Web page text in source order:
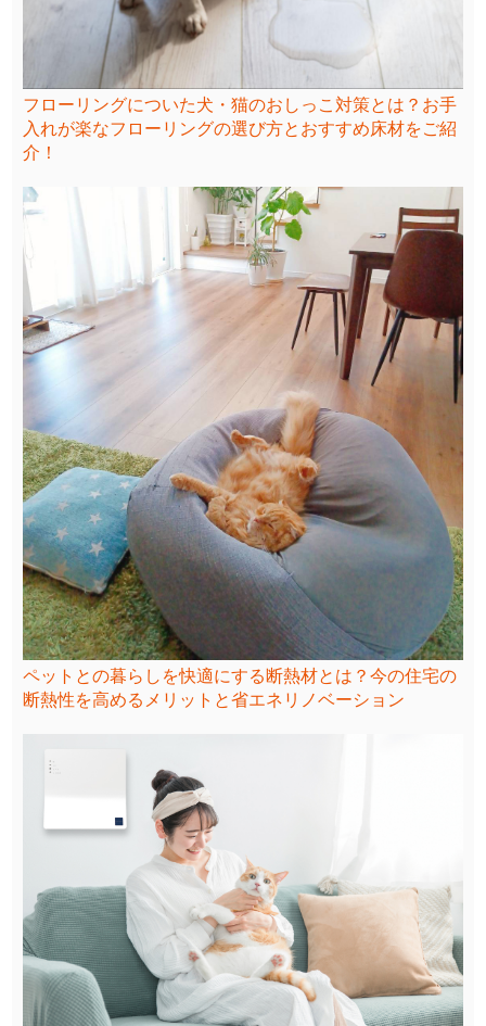
フローリングについた犬・猫のおしっこ対策とは？お手
入れが楽なフローリングの選び方とおすすめ床材をご紹
介！
ペットとの暮らしを快適にする断熱材とは？今の住宅の
断熱性を高めるメリットと省エネリノベーション